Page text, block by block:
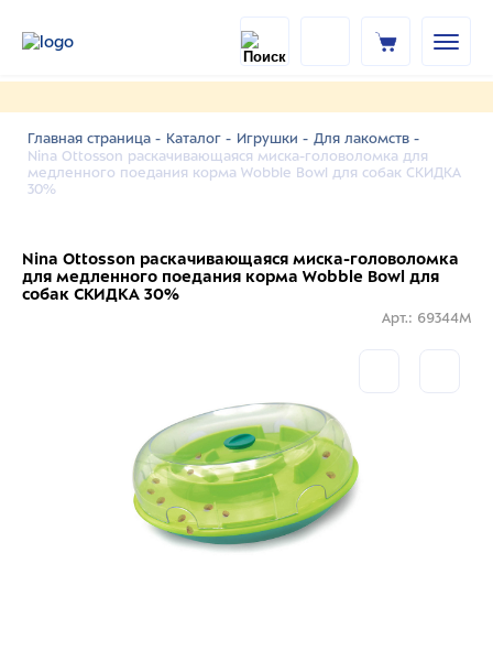
Главная страница - Каталог - Игрушки - Для лакомств -
Nina Ottosson раскачивающаяся миска-головоломка для
медленного поедания корма Wobble Bowl для собак СКИДКА
30%
Nina Ottosson раскачивающаяся миска-головоломка
для медленного поедания корма Wobble Bowl для
собак СКИДКА 30%
Арт.: 69344M